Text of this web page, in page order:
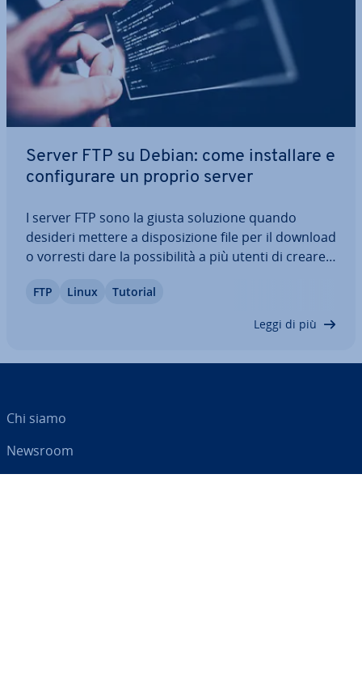
Server FTP su Debian: come in­stal­la­re e
con­fi­gu­ra­re un proprio server
I server FTP sono la giusta soluzione quando
desideri mettere a di­spo­si­zio­ne file per il download
o vorresti dare la pos­si­bi­li­tà a più utenti di creare e
gestione dei siti web gioca un ruolo im­por­tan­te la
FTP Linux Tutorial
Leggi di più
Chi siamo
Newsroom